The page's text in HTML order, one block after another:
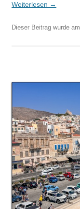
Weiterlesen →
Dieser Beitrag wurde am